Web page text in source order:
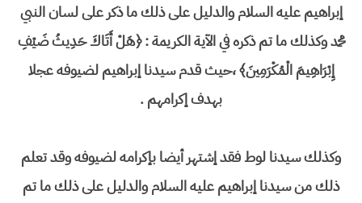
إبراهيم عليه السلام والدليل على ذلك ما ذكر على لسان النبي
محمد وكذلك ما تم ذكره في الآية الكريمة : ﴿هَلْ أَتَاكَ حَدِيثُ ضَيْفِ
إِبْرَاهِيمَ الْمُكْرَمِينَ﴾ ،حيث قدم سيدنا إبراهيم لضيوفه عجلا
بهدف إكرامهم .
وكذلك سيدنا لوط فقد إشتهر أيضا بإكرامه لضيوفه وقد تعلم
ذلك من سيدنا إبراهيم عليه السلام والدليل على ذلك ما تم